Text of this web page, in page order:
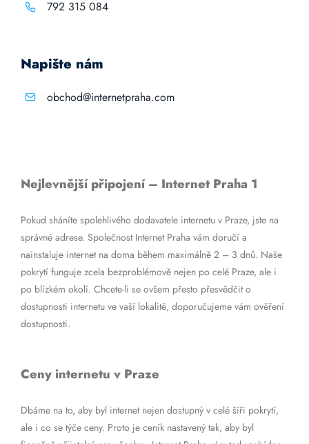
792 315 084
Napište nám
obchod@internetpraha.com
Nejlevnější připojení – Internet Praha 1
Pokud sháníte spolehlivého dodavatele internetu v Praze, jste na
správné adrese. Společnost Internet Praha vám doručí a
nainstaluje internet na doma během maximálně 2 – 3 dnů. Naše
pokrytí funguje zcela bezproblémově nejen po celé Praze, ale i
po blízkém okolí. Chcete-li se ovšem přesto přesvědčit o
dostupnosti internetu ve vaší lokalitě, doporučujeme vám ověření
dostupnosti.
Ceny internetu v Praze
Dbáme na to, aby byl internet nejen dostupný v celé šíři pokrytí,
ale i co se týče ceny. Proto je ceník nastavený tak, aby byl